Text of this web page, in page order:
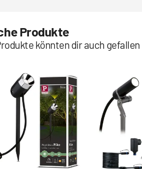
Produkte
könnten dir auch gefallen